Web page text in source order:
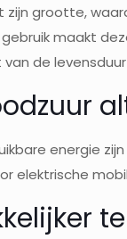
grootte,
maakt
de
energie
elektrische